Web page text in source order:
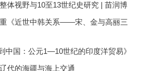
体视野与10至13世纪史研究 | 苗润博
《近世中韩关系——宋、金与高丽三
中国：公元1—10世纪的印度洋贸易》
代的海疆与海上交通